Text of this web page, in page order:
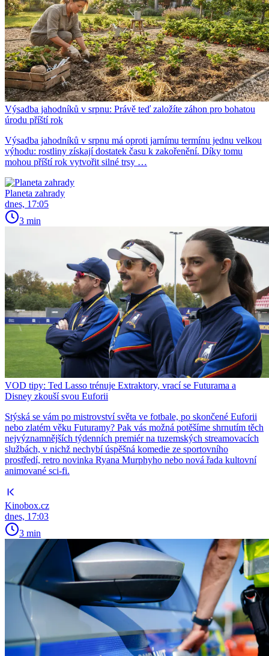
Výsadba jahodníků v srpnu: Právě teď založíte záhon pro bohatou
úrodu příští rok
Výsadba jahodníků v srpnu má oproti jarnímu termínu jednu velkou
výhodu: rostliny získají dostatek času k zakořenění. Díky tomu
mohou příští rok vytvořit silné trsy …
Planeta zahrady
dnes, 17:05
3 min
VOD tipy: Ted Lasso trénuje Extraktory, vrací se Futurama a
Disney zkouší svou Euforii
Stýská se vám po mistrovství světa ve fotbale, po skončené Euforii
nebo zlatém věku Futuramy? Pak vás možná potěšíme shrnutím těch
nejvýznamnějších týdenních premiér na tuzemských streamovacích
službách, v nichž nechybí úspěšná komedie ze sportovního
prostředí, retro novinka Ryana Murphyho nebo nová řada kultovní
animované sci-fi.
Kinobox.cz
dnes, 17:03
3 min